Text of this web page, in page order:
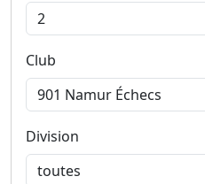
Club
Division